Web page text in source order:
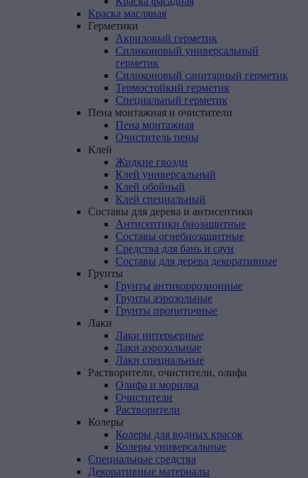
Краска масляная
Герметики
Акриловый герметик
Силиконовый универсальный
герметик
Силиконовый санитарный герметик
Термостойкий герметик
Специальный герметик
Пена монтажная и очистители
Пена монтажная
Очиститель пены
Клей
Жидкие гвозди
Клей универсальный
Клей обойный
Клей специальный
Составы для дерева и антисептики
Антисептики биозащитные
Составы огнебиозащитные
Средства для бань и саун
Составы для дерева декоративные
Грунты
Грунты антикоррозионные
Грунты аэрозольные
Грунты пропиточные
Лаки
Лаки интерьерные
Лаки аэрозольные
Лаки специальные
Растворители, очистители, олифа
Олифа и морилка
Очистители
Растворители
Колеры
Колеры для водных красок
Колеры универсальные
Специальные средства
Декоративные материалы